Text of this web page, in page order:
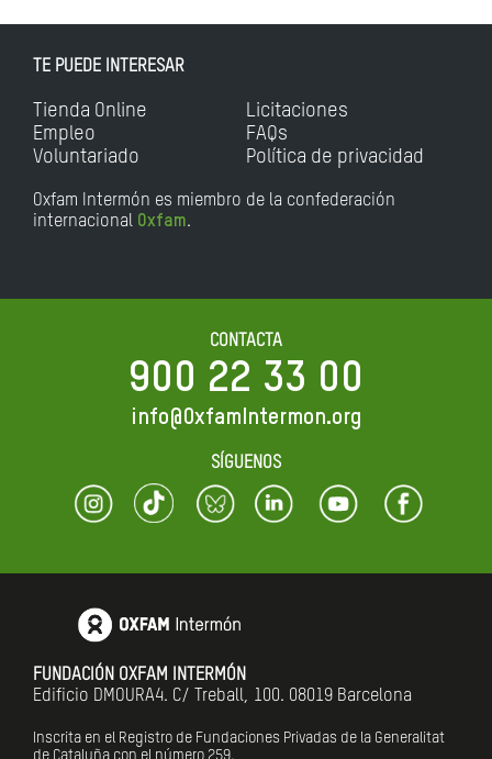
TE PUEDE INTERESAR
Tienda Online
Empleo
Voluntariado
Licitaciones
FAQs
Política de privacidad
Oxfam Intermón es miembro de la confederación
internacional Oxfam.
CONTACTA
900 22 33 00
info@OxfamIntermon.org
SÍGUENOS
FUNDACIÓN OXFAM INTERMÓN
Edificio DMOURA4. C/ Treball, 100. 08019 Barcelona
Inscrita en el Registro de Fundaciones Privadas de la Generalitat
de Cataluña con el número 259.